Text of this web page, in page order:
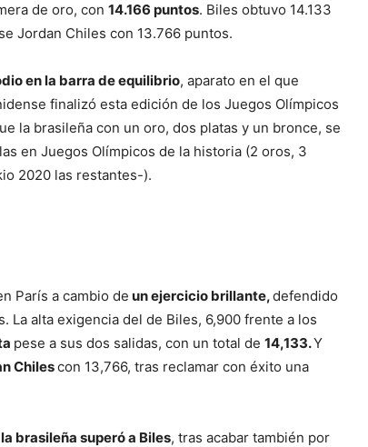
de oro, con 14.166 puntos. Biles obtuvo 14.133
Jordan Chiles con 13.766 puntos.
en la barra de equilibrio, aparato en el que
finalizó esta edición de los Juegos Olímpicos
la brasileña con un oro, dos platas y un bronce, se
en Juegos Olímpicos de la historia (2 oros, 3
2020 las restantes-).
París a cambio de un ejercicio brillante,defendido
La alta exigencia del de Biles, 6,900 frente a los
pese a sus dos salidas, con un total de 14,133.Y
Chilescon 13,766, tras reclamar con éxito una
la brasileña superó a Biles, tras acabar también por